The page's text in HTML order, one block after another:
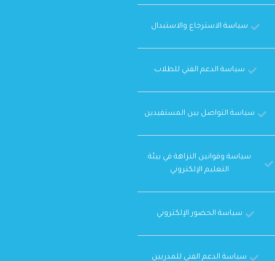
سياسة الاسترجاع والاستبدال
سياسة الدعم الفني للطلاب
سياسة التواصل بين المستفيدين
سياسة وقوانين النزاهة في بيئة
التعليم الإلكتروني
سياسة الحضور الإلكتروني
سياسة الدعم الفني للمدربين